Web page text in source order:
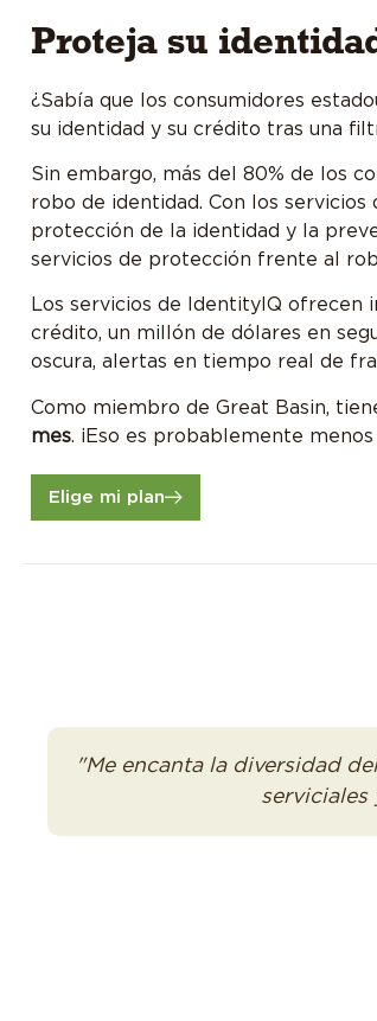
Conózcanos
Proteja su
¿Sabía que los consumidores
su identidad y su crédito tras una
Sin embargo, más del 80% de los
robo de identidad. Con los
protección de la identidad y la
servicios de protección frente al
Los servicios de IdentityIQ ofrecen
crédito, un millón de dólares en
oscura, alertas en tiempo real de
Como miembro de Great Basin,
mes. ¡Eso es probablemente
Elige mi plan
"Me encanta la diversidad
serviciales